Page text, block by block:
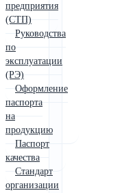
предприятия
(СТП)
Руководства
по
эксплуатации
(РЭ)
Оформление
паспорта
на
продукцию
Паспорт
качества
Стандарт
организации